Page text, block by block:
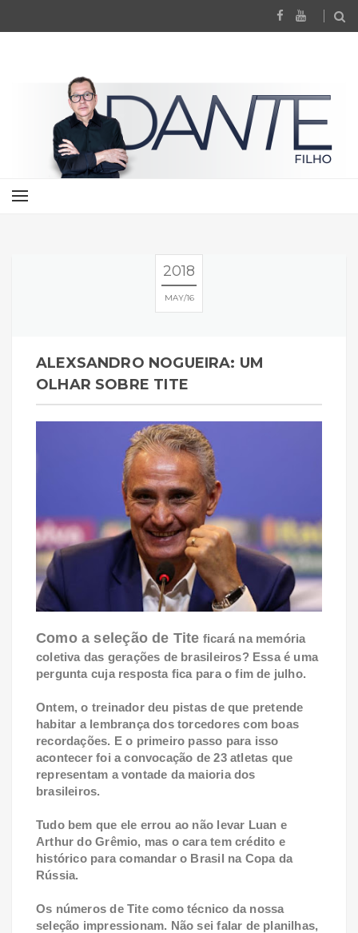
2018
MAY 16
ALEXSANDRO NOGUEIRA: UM
OLHAR SOBRE TITE
Como a seleção de Tite ficará na memória
coletiva das gerações de brasileiros? Essa é uma
pergunta cuja resposta fica para o fim de julho.
Ontem, o treinador deu pistas de que pretende
habitar a lembrança dos torcedores com boas
recordações. E o primeiro passo para isso
acontecer foi a convocação de 23 atletas que
representam a vontade da maioria dos
brasileiros.
Tudo bem que ele errou ao não levar Luan e
Arthur do Grêmio, mas o cara tem crédito e
histórico para comandar o Brasil na Copa da
Rússia.
Os números de Tite como técnico da nossa
seleção impressionam. Não sei falar de planilhas,